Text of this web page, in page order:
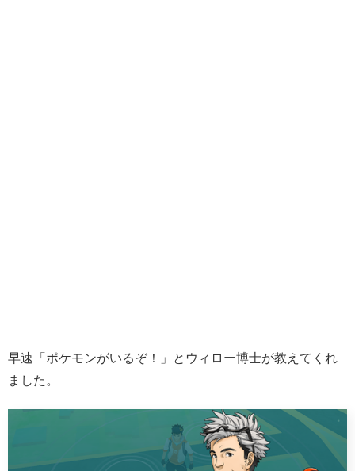
早速「ポケモンがいるぞ！」とウィロー博士が教えてくれ
ました。